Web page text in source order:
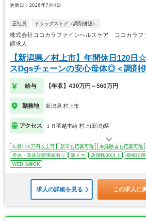
更新日：2026年7月4日
正社員 ドラッグストア（調剤併設）
株式会社ココカラファインヘルスケア ココカラフ
師求人
【新潟県／村上市】年間休日120日
スDgsチェーンの安心母体◎＜調剤
給与 【年収】430万円～560万円
勤務地 新潟県 村上市
アクセス ＪＲ羽越本線 村上(新潟)駅
年収550万円以上可 新卒も応募可能 未経験者も応募可能
産休・育休取得実績有り
駅チカ 店舗数30以上 積極採用
WEB面接OK
求人の詳細を見る この求人に